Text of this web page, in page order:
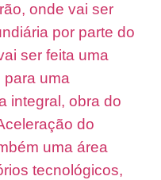
onde vai ser
por parte do
ser feita uma
para uma
integral, obra do
do
uma área
tecnológicos,